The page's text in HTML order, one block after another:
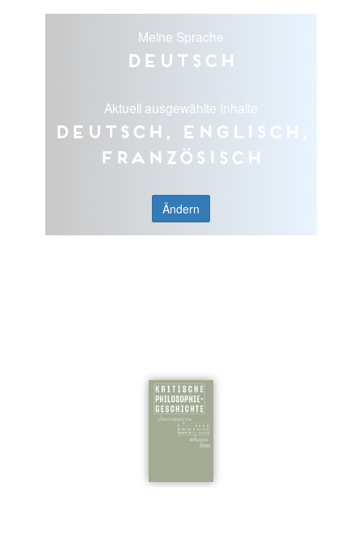
Meine Sprache
Deutsch
Aktuell ausgewählte Inhalte
Deutsch, Englisch,
Französisch
Ändern